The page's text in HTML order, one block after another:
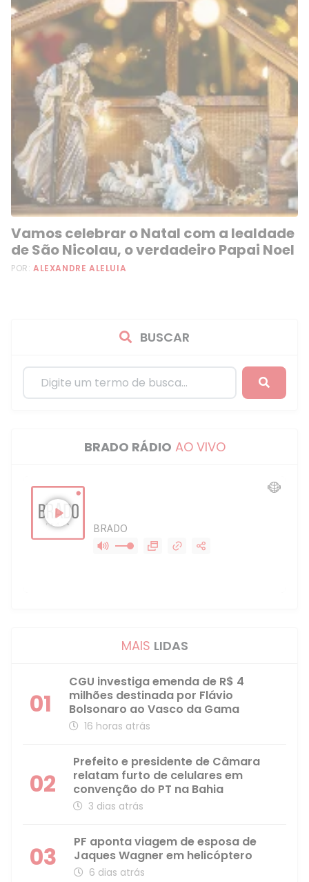
Vamos celebrar o Natal com a lealdade
de São Nicolau, o verdadeiro Papai Noel
POR: ALEXANDRE ALELUIA
BUSCAR
BRADO RÁDIO AO VIVO
MAIS LIDAS
01
CGU investiga emenda de R$ 4
milhões destinada por Flávio
Bolsonaro ao Vasco da Gama
16 horas atrás
02
Prefeito e presidente de Câmara
relatam furto de celulares em
convenção do PT na Bahia
3 dias atrás
03
PF aponta viagem de esposa de
Jaques Wagner em helicóptero
6 dias atrás